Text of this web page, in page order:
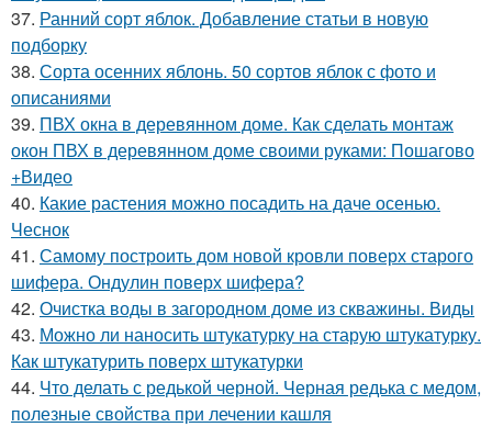
37. Ранний сорт яблок. Добавление статьи в новую
подборку
38. Сорта осенних яблонь. 50 сортов яблок с фото и
описаниями
39. ПВХ окна в деревянном доме. Как сделать монтаж
окон ПВХ в деревянном доме своими руками: Пошагово
+Видео
40. Какие растения можно посадить на даче осенью.
Чеснок
41. Самому построить дом новой кровли поверх старого
шифера. Ондулин поверх шифера?
42. Очистка воды в загородном доме из скважины. Виды
43. Можно ли наносить штукатурку на старую штукатурку.
Как штукатурить поверх штукатурки
44. Что делать с редькой черной. Черная редька с медом,
полезные свойства при лечении кашля